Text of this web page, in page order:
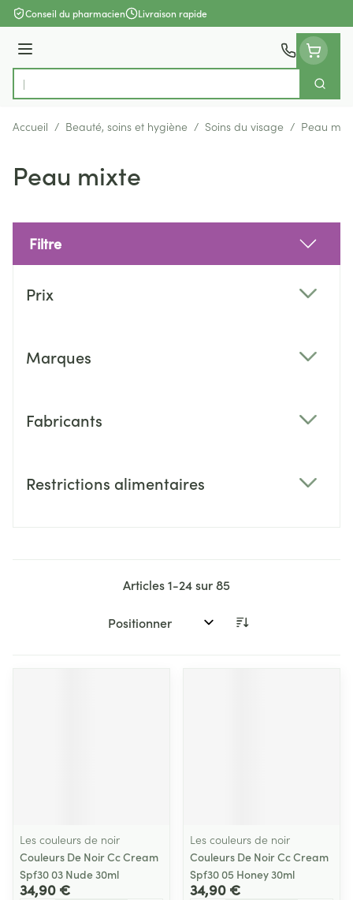
Aller au contenu
Conseil du pharmacien Livraison rapide
Menu
Rechercher
Accueil / Beauté, soins et hygiène / Soins du visage / Peau
Peau mixte
Filtre
Prix
Marques
Fabricants
Restrictions alimentaires
Articles1-24sur85
Trier par:
Les couleurs de noir
Couleurs De Noir Cc Cream
Spf30 03 Nude 30ml
34,90 €
Les couleurs de noir
Couleurs De Noir Cc Cream
Spf30 05 Honey 30ml
34,90 €